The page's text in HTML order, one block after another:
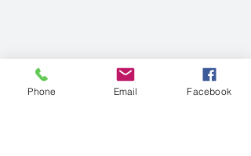
Phone Email Facebook